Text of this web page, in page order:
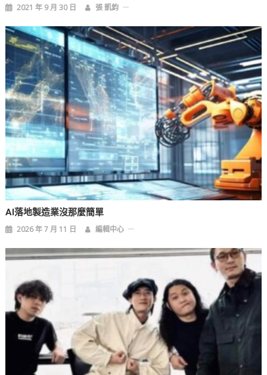
2021 年 9 月 30 日 張 凱鈞
AI落地製造業沒那麼簡單
2026 年 7 月 11 日 編輯中心